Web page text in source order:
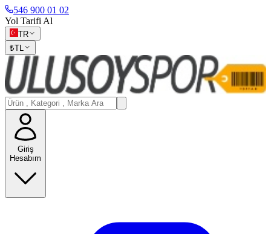
546 900 01 02
Yol Tarifi Al
TR
₺TL
Giriş
Hesabım